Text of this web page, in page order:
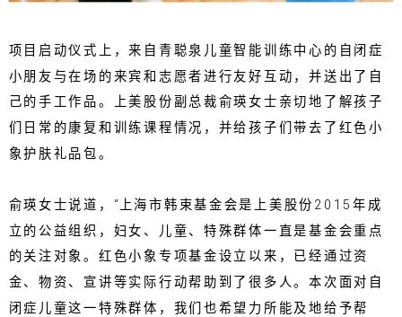
项目启动仪式上，来自青聪泉儿童智能训练中心的自闭症
小朋友与在场的来宾和志愿者进行友好互动，并送出了自
己的手工作品。上美股份副总裁俞瑛女士亲切地了解孩子
们日常的康复和训练课程情况，并给孩子们带去了红色小
象护肤礼品包。
俞瑛女士说道，“上海市韩束基金会是上美股份2015年成
立的公益组织，妇女、儿童、特殊群体一直是基金会重点
的关注对象。红色小象专项基金设立以来，已经通过资
金、物资、宣讲等实际行动帮助到了很多人。本次面对自
闭症儿童这一特殊群体，我们也希望力所能及地给予帮